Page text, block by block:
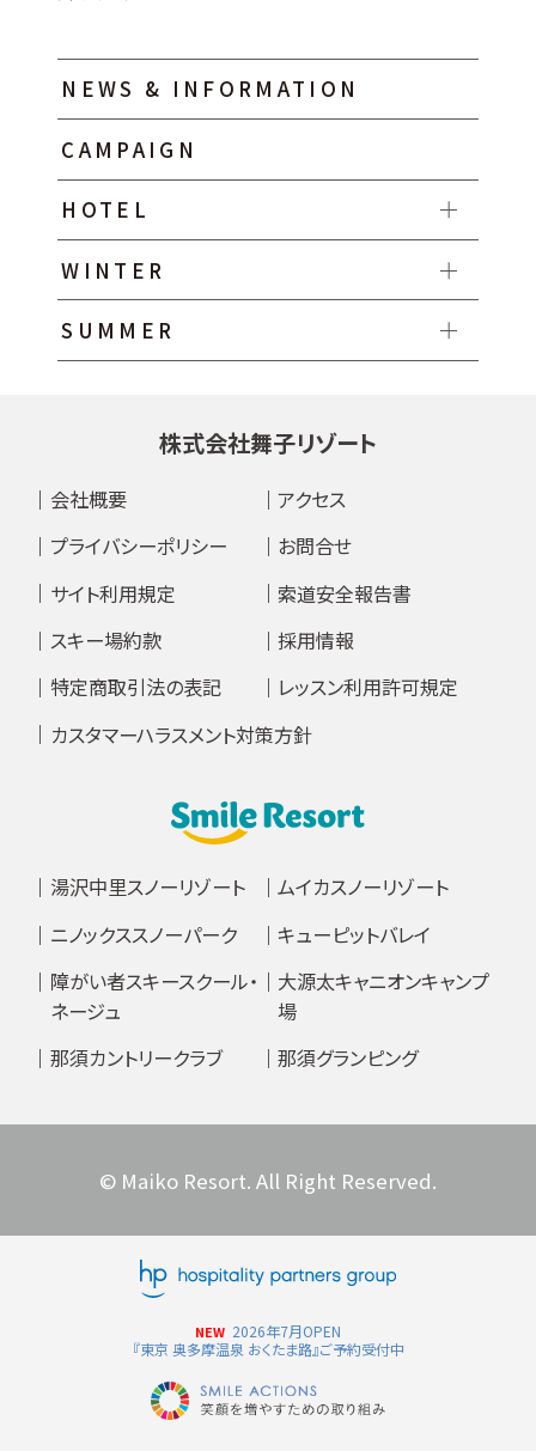
NEWS & INFORMATION
CAMPAIGN
HOTEL
WINTER
SUMMER
株式会社舞子リゾート
会社概要
プライバシーポリシー
サイト利用規定
スキー場約款
特定商取引法の表記
レッスン利用許可規定
アクセス
お問合せ
索道安全報告書
採用情報
カスタマーハラスメント対策方針
湯沢中里スノーリゾート
ムイカスノーリゾート
ニノックススノーパーク
キューピットバレイ
障がい者スキースクール・
ネージュ
大源太キャニオンキャンプ
場
那須カントリークラブ
那須グランピング
© Maiko Resort. All Right Reserved.
NEW 2026年7月OPEN
『東京 奥多摩温泉 おくたま路』ご予約受付中